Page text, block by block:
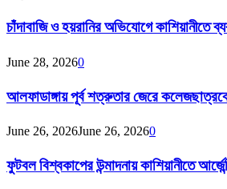
চাঁদাবাজি ও হয়রানির অভিযোগে কাশিয়ানীতে
June 28, 20260
আলফাডাঙ্গায় পূর্ব শত্রুতার জেরে
June 26, 2026June 26, 20260
ফুটবল বিশ্বকাপের উন্মাদনায় কাশিয়ানীতে